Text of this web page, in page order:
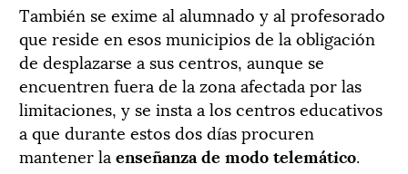
También se exime al alumnado y al profesorado
que reside en esos municipios de la obligación
de desplazarse a sus centros, aunque se
encuentren fuera de la zona afectada por las
limitaciones, y se insta a los centros educativos
a que durante estos dos días procuren
mantener la enseñanza de modo telemático.